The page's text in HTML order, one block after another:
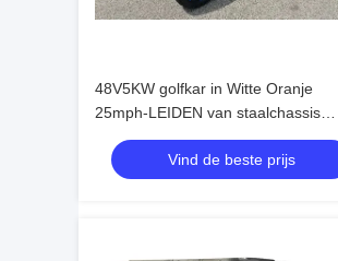
48V5KW golfkar in Witte Oranje
25mph-LEIDEN van staalchassis
verlichtingssysteem met filecamera
Vind de beste prijs